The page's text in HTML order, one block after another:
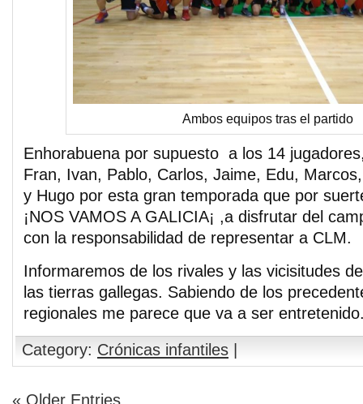
Ambos equipos tras el partido
Enhorabuena por supuesto a los 14
Fran, Ivan, Pablo, Carlos, Jaime, Edu,
y Hugo por esta gran temporada que por
¡NOS VAMOS A GALICIA¡ ,a disfrutar del
con la responsabilidad de representar a CLM.
Informaremos de los rivales y las vicisitudes
las tierras gallegas. Sabiendo de los
regionales me parece que va a ser
Category: Crónicas infantiles
« Older Entries